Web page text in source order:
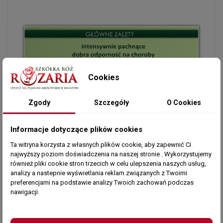
Zobacz także
Cookies
Zgody Szczegóły O Cookies
Informacje dotyczące plików cookies
Ta witryna korzysta z własnych plików cookie, aby zapewnić Ci
najwyższy poziom doświadczenia na naszej stronie . Wykorzystujemy
również pliki cookie stron trzecich w celu ulepszenia naszych usług,
analizy a nastepnie wyświetlania reklam związanych z Twoimi
preferencjami na podstawie analizy Twoich zachowań podczas
nawigacji.